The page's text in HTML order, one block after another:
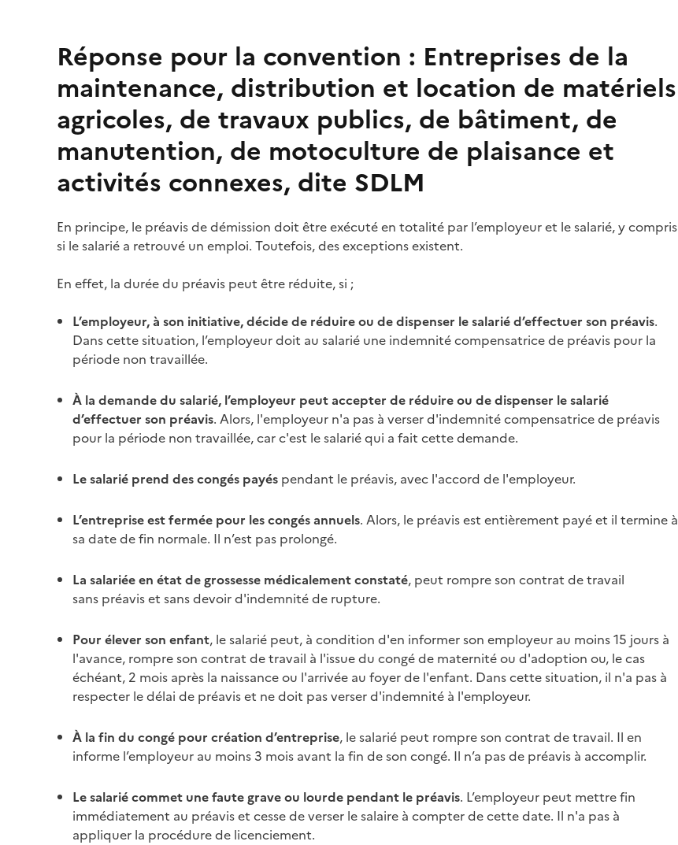
Réponse pour la convention : Entreprises de la
maintenance, distribution et location de matériels
agricoles, de travaux publics, de bâtiment, de
manutention, de motoculture de plaisance et
activités connexes, dite SDLM
En principe, le préavisde démission doit être exécuté en totalité par l’employeur et le salarié, y compris
si le salarié a retrouvé un emploi. Toutefois, des exceptions existent.
En effet, la durée du préavis peut être réduite, si ;
L’employeur, à son initiative, décide de réduire ou de dispenser le salarié d’effectuer son préavis.
Dans cette situation, l’employeur doit au salarié une indemnité compensatrice de préavis pour la
période non travaillée.
À la demande du salarié, l’employeur peut accepter de réduire ou de dispenser le salarié
d’effectuer son préavis. Alors, l'employeur n'a pas à verser d'indemnité compensatrice de préavis
pour la période non travaillée, car c'est le salarié qui a fait cette demande.
Le salarié prend des congés payés pendant le préavis, avec l'accord de l'employeur.
L’entreprise est fermée pour les congés annuels. Alors, le préavisest entièrement payé et il termine à
sa date de fin normale. Il n’est pas prolongé.
La salariée en état de grossesse médicalement constaté, peut rompre son contrat de travail
sans préaviset sans devoir d'indemnité de rupture.
Pour élever son enfant, le salarié peut, à condition d'en informer son employeur au moins 15 jours à
l'avance, rompre son contrat de travail à l'issue du congé de maternité ou d'adoption ou, le cas
échéant, 2 mois après la naissance ou l'arrivée au foyer de l'enfant. Dans cette situation, il n'a pas à
respecter le délai de préaviset ne doit pas verser d'indemnité à l'employeur.
À la fin du congé pour création d’entreprise, le salarié peut rompre son contrat de travail. Il en
informe l’employeur au moins 3 mois avant la fin de son congé. Il n’a pas de préavis à accomplir.
Le salarié commet unefaute graveou lourde pendant le préavis. L’employeur peut mettre fin
immédiatement au préaviset cesse de verser le salaire à compter de cette date. Il n'a pas à
appliquer la procédure de licenciement.